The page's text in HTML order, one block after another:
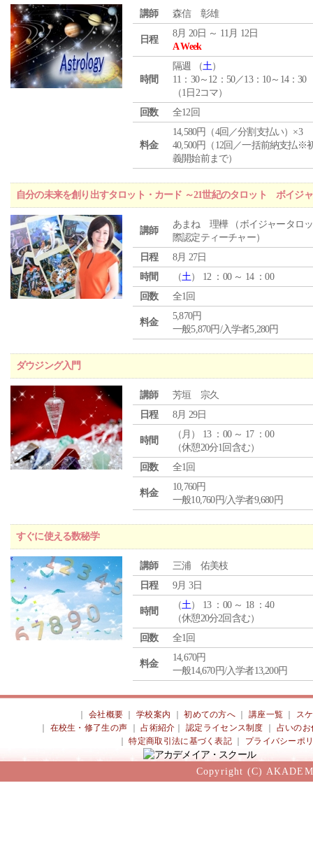
講師 森信 彰雄
日程
8月 20日 ～ 11月 12日
A Week
時間
隔週 （土）
11：30～12：50／13：10～14：30
（1日2コマ）
回数
全12回
料金
14,580円（4回／分割支払い）×3
40,500円（12回／一括前納支払※
義開始前まで）
自分の未来を創り出すタロット・カード ～21世紀のタロット ボイジ
講師
あまね 理樺 （ボイジャータロ
際認定ティーチャー）
日程
8月 27日
時間
（土） 12 ：00 ～ 14 ：00
回数
全1回
料金
5,870円
一般5,870円/入学者5,280円
ダウジング入門
講師
芳垣 宗久
日程
8月 29日
時間
（ 月 ） 13 ：00 ～ 17 ：00
（休憩20分1回含む）
回数
全1回
料金
10,760円
一般10,760円/入学者9,680円
すぐに使える数秘学
講師
三浦 佑美枝
日程
9月 3日
時間
（土） 13 ：00 ～ 18 ：40
（休憩20分2回含む）
回数
全1回
料金
14,670円
一般14,670円/入学者13,200円
会社概要 ｜学校案内 ｜初めての方へ 講座一覧
ス
在校生・修了生の声 ｜占術紹介 ｜認定ライセンス制度
占いのお
｜特定商取引法に基づく表記 プライバシーポ
Copyright (C)